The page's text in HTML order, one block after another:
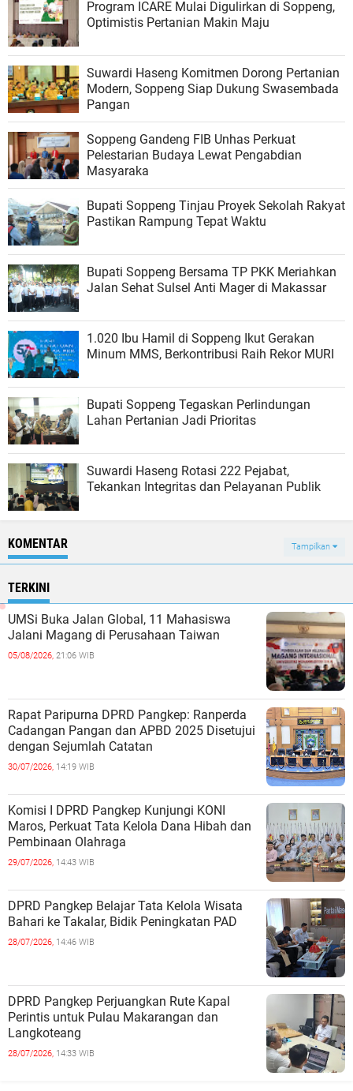
Program ICARE Mulai Digulirkan di Soppeng,
Optimistis Pertanian Makin Maju
Suwardi Haseng Komitmen Dorong Pertanian
Modern, Soppeng Siap Dukung Swasembada
Pangan
Soppeng Gandeng FIB Unhas Perkuat
Pelestarian Budaya Lewat Pengabdian
Masyaraka
Bupati Soppeng Tinjau Proyek Sekolah Rakyat
Pastikan Rampung Tepat Waktu
Bupati Soppeng Bersama TP PKK Meriahkan
Jalan Sehat Sulsel Anti Mager di Makassar
1.020 Ibu Hamil di Soppeng Ikut Gerakan
Minum MMS, Berkontribusi Raih Rekor MURI
Bupati Soppeng Tegaskan Perlindungan
Lahan Pertanian Jadi Prioritas
Suwardi Haseng Rotasi 222 Pejabat,
Tekankan Integritas dan Pelayanan Publik
KOMENTAR Tampilkan
TERKINI
UMSi Buka Jalan Global, 11 Mahasiswa
Jalani Magang di Perusahaan Taiwan
05/08/2026, 21:06 WIB
Rapat Paripurna DPRD Pangkep: Ranperda
Cadangan Pangan dan APBD 2025 Disetujui
dengan Sejumlah Catatan
30/07/2026, 14:19 WIB
Komisi I DPRD Pangkep Kunjungi KONI
Maros, Perkuat Tata Kelola Dana Hibah dan
Pembinaan Olahraga
29/07/2026, 14:43 WIB
DPRD Pangkep Belajar Tata Kelola Wisata
Bahari ke Takalar, Bidik Peningkatan PAD
28/07/2026, 14:46 WIB
DPRD Pangkep Perjuangkan Rute Kapal
Perintis untuk Pulau Makarangan dan
Langkoteang
28/07/2026, 14:33 WIB